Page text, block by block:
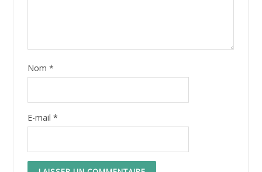
Nom *
E-mail *